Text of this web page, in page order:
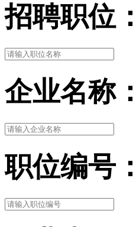
招聘职位：
企业名称：
职位编号：